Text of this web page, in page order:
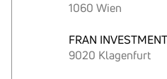
1060 Wien
FRAN
9020 Klagenfurt